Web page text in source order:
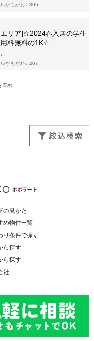
かもがわ / 306
リア]☆2024春入居の学生
料無料の1K☆
かもがわ / 207
表示
の見かた
め物件一覧
り条件で探す
ら探す
ら探す
社